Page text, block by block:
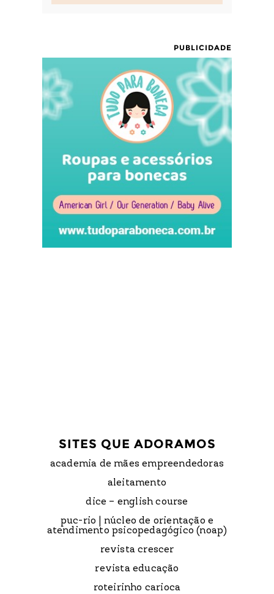
PUBLICIDADE
SITES QUE ADORAMOS
academia de mães empreendedoras
aleitamento
dice – english course
puc-rio | núcleo de orientação e
atendimento psicopedagógico (noap)
revista crescer
revista educação
roteirinho carioca